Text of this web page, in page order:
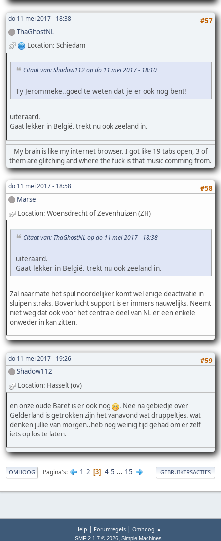
do 11 mei 2017 - 18:38
#57
ThaGhostNL
Location: Schiedam
Citaat van: Shadow112 op do 11 mei 2017 - 18:10
Ty Jerommeke..goed te weten dat je er ook nog bent!
uiteraard.
Gaat lekker in België. trekt nu ook zeeland in.
My brain is like my internet browser. I got like 19 tabs open, 3 of
them are glitching and where the fuck is that music comming from.
do 11 mei 2017 - 18:58
#58
Marsel
Location: Woensdrecht of Zevenhuizen (ZH)
Citaat van: ThaGhostNL op do 11 mei 2017 - 18:38
uiteraard.
Gaat lekker in België. trekt nu ook zeeland in.
Zal naarmate het spul noordelijker komt wel enige deactivatie in
sluipen straks. Bovenlucht support is er immers nauwelijks. Neemt
niet weg dat ook voor het centrale deel van NL er een enkele
onweder in kan zitten.
do 11 mei 2017 - 19:26
#59
Shadow112
Location: Hasselt (ov)
en onze oude Baret is er ook nog
. Nee na gebiedje over
Gelderland is getrokken zijn het vanavond wat druppeltjes. wat
denken jullie van morgen..heb nog weinig tijd gehad om er zelf
iets op los te laten.
OMHOOG Pagina's 1 2 3 4 5 ... 15 GEBRUIKERSACTIES
Help Forumregels| Omhoog ▲
SMF 2.1.7 © 2026, Simple Machines